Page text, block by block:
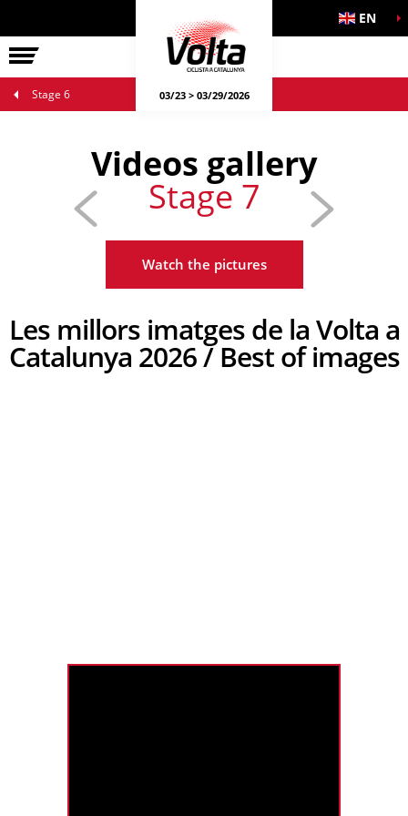
VOLTA EN
03/23 > 03/29/2026
Stage 6
Videos gallery
Stage 7
Watch the pictures
Les millors imatges de la Volta a
Catalunya 2026 / Best of images